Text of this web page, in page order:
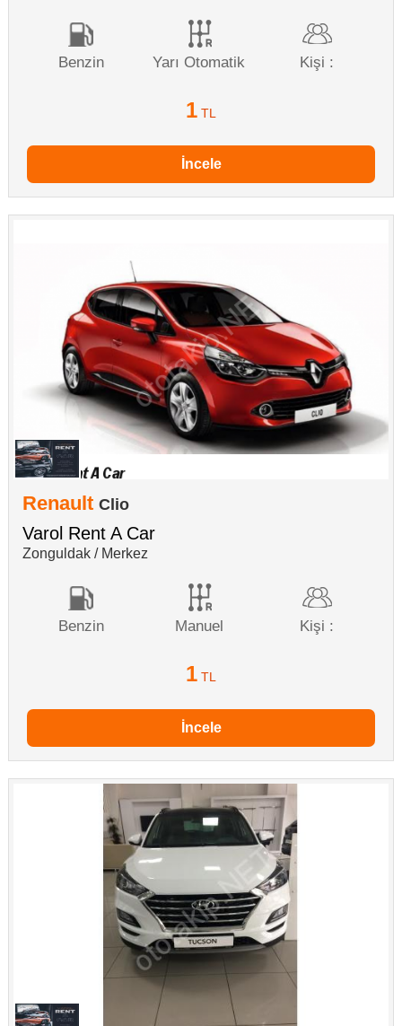
Benzin Yarı Otomatik Kişi :
1 TL
İncele
Renault Clio
Varol Rent A Car
Zonguldak / Merkez
Benzin Manuel Kişi :
1 TL
İncele